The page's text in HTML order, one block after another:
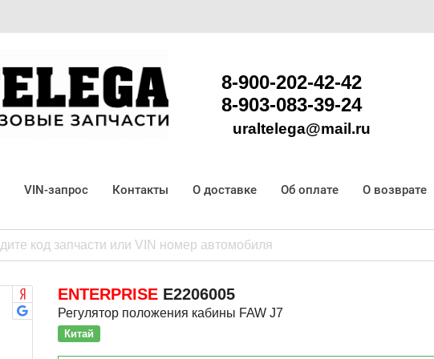
8-900-202-42-42
8-903-083-39-24
uraltelega@mail.ru
VIN-запрос Контакты О доставке Об оплате О возврате
ENTERPRISE E2206005
Регулятор положения кабины FAW J7
Китай